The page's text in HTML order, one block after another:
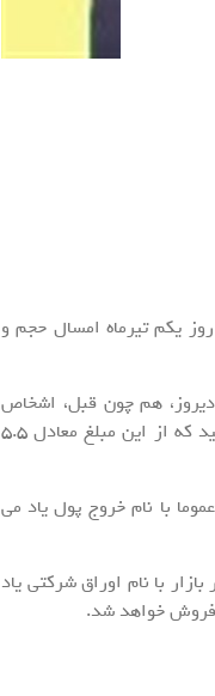
یکم تیرماه امسال حجم و
دیروز، هم چون قبل، اشخاص
حقیقی در بازار فعال بودند، گفت: قیمت مبادلات انجام شده در طول روز قبل به 12.6 همت رسید که از این مبلغ معادل 5.5
با نام خروج پول یاد می
با نام اوراق شرکتی یاد
وفروش خواهد شد.